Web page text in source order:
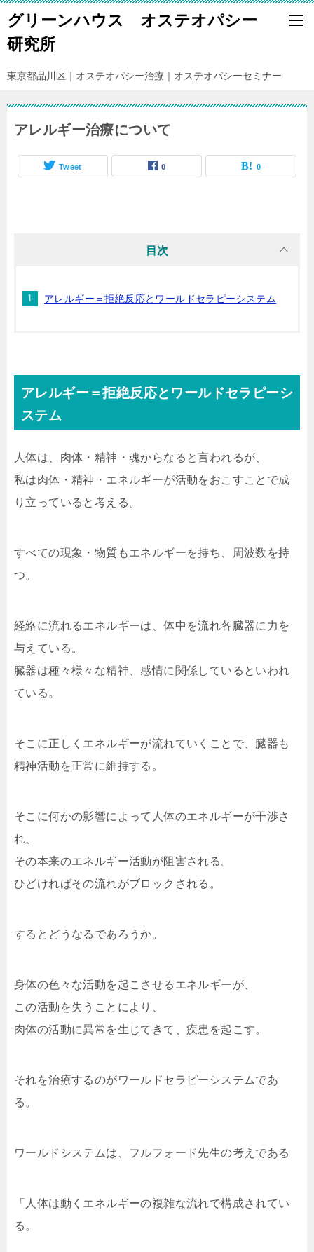
グリーンハウス オステオパシー
研究所
東京都品川区｜オステオパシー治療｜オステオパシーセミナー
アレルギー治療について
Tweet 0 0
目次
アレルギー＝拒絶反応とワールドセラピーシステム
アレルギー＝拒絶反応とワールドセラピーシ
ステム
人体は、肉体・精神・魂からなると言われるが、
私は肉体・精神・エネルギーが活動をおこすことで成
り立っていると考える。
すべての現象・物質もエネルギーを持ち、周波数を持
つ。
経絡に流れるエネルギーは、体中を流れ各臓器に力を
与えている。
臓器は種々様々な精神、感情に関係しているといわれ
ている。
そこに正しくエネルギーが流れていくことで、臓器も
精神活動を正常に維持する。
そこに何かの影響によって人体のエネルギーが干渉さ
れ、
その本来のエネルギー活動が阻害される。
ひどければその流れがブロックされる。
するとどうなるであろうか。
身体の色々な活動を起こさせるエネルギーが、
この活動を失うことにより、
肉体の活動に異常を生じてきて、疾患を起こす。
それを治療するのがワールドセラピーシステムであ
る。
ワールドシステムは、フルフォード先生の考えである
「人体は動くエネルギーの複雑な流れで構成されてい
る。